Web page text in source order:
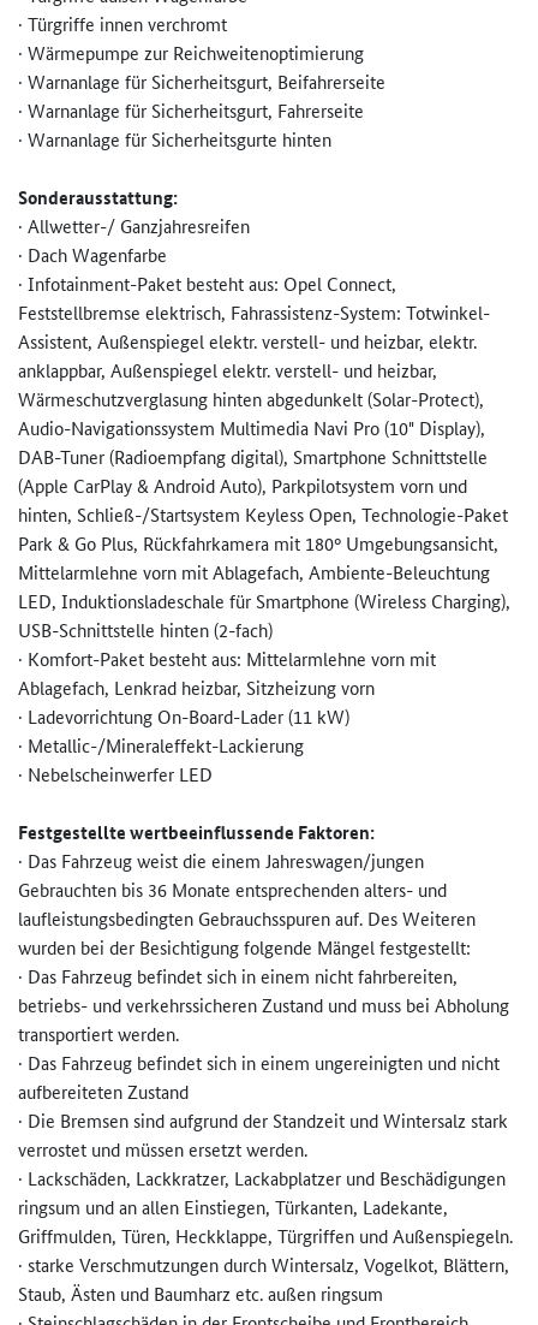
· Türgriffe innen verchromt
· Wärmepumpe zur Reichweitenoptimierung
· Warnanlage für Sicherheitsgurt, Beifahrerseite
· Warnanlage für Sicherheitsgurt, Fahrerseite
· Warnanlage für Sicherheitsgurte hinten
Sonderausstattung:
· Allwetter-/ Ganzjahresreifen
· Dach Wagenfarbe
· Infotainment-Paket besteht aus: Opel Connect,
Feststellbremse elektrisch, Fahrassistenz-System: Totwinkel-
Assistent, Außenspiegel elektr. verstell- und heizbar, elektr.
anklappbar, Außenspiegel elektr. verstell- und heizbar,
Wärmeschutzverglasung hinten abgedunkelt (Solar-Protect),
Audio-Navigationssystem Multimedia Navi Pro (10" Display),
DAB-Tuner (Radioempfang digital), Smartphone Schnittstelle
(Apple CarPlay & Android Auto), Parkpilotsystem vorn und
hinten, Schließ-/Startsystem Keyless Open, Technologie-Paket
Park & Go Plus, Rückfahrkamera mit 180° Umgebungsansicht,
Mittelarmlehne vorn mit Ablagefach, Ambiente-Beleuchtung
LED, Induktionsladeschale für Smartphone (Wireless Charging),
USB-Schnittstelle hinten (2-fach)
· Komfort-Paket besteht aus: Mittelarmlehne vorn mit
Ablagefach, Lenkrad heizbar, Sitzheizung vorn
· Ladevorrichtung On-Board-Lader (11 kW)
· Metallic-/Mineraleffekt-Lackie­rung
· Nebelscheinwerfer LED
Festgestellte wertbeeinflussende Faktoren:
· Das Fahrzeug weist die einem Jahreswagen/jungen
Gebrauchten bis 36 Monate entsprechenden alters- und
laufleistungsbedingten Gebrauchsspuren auf. Des Weiteren
wurden bei der Besichtigung folgende Mängel festgestellt:
· Das Fahrzeug befindet sich in einem nicht fahrbereiten,
betriebs- und verkehrssicheren Zustand und muss bei Abholung
transportiert werden.
· Das Fahrzeug befindet sich in einem ungereinigten und nicht
aufbereiteten Zustand
· Die Bremsen sind aufgrund der Standzeit und Wintersalz stark
verrostet und müssen ersetzt werden.
· Lackschäden, Lackkratzer, Lackabplatzer und Beschädigungen
ringsum und an allen Einstiegen, Türkanten, Ladekante,
Griffmulden, Türen, Heckklappe, Türgriffen und Außenspiegeln.
· starke Verschmutzungen durch Wintersalz, Vogelkot, Blättern,
Staub, Ästen und Baumharz etc. außen ringsum